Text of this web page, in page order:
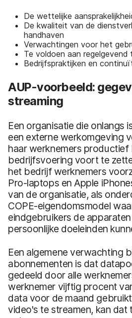
De wettelijke
De kwaliteit van de
handhaven
Verwachtingen voor het
Te voldoen aan
Bedrijfspraktijken en
AUP-voorbeeld:
streaming
Een organisatie die onlangs
een externe werkomgeving
haar werknemers productief
bedrijfsvoering voort te
het bedrijf werknemers
Pro-laptops en Apple
van de organisatie, als
COPE-eigendomsmodel
eindgebruikers de
persoonlijke doeleinden
Een algemene verwachting
abonnementen is dat
gedeeld door alle
werknemer vijftig procent
data voor de maand
video's te streamen, kan dat